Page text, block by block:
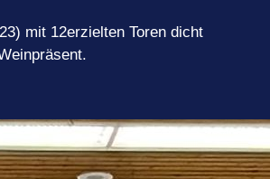
mit 12erzielten Toren dicht